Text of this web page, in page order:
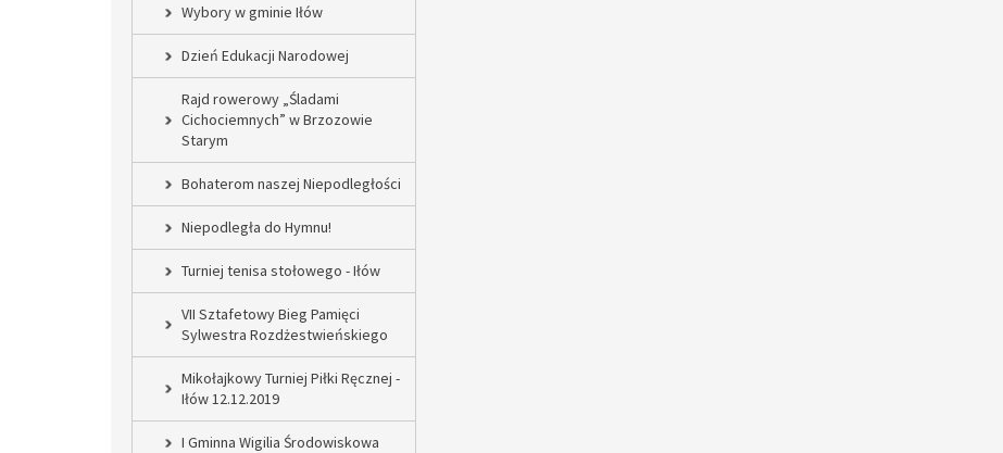
Wybory w gminie Iłów
Dzień Edukacji Narodowej
Rajd rowerowy „Śladami
Cichociemnych” w Brzozowie
Starym
Bohaterom naszej Niepodległości
Niepodległa do Hymnu!
Turniej tenisa stołowego - Iłów
VII Sztafetowy Bieg Pamięci
Sylwestra Rozdżestwieńskiego
Mikołajkowy Turniej Piłki Ręcznej -
Iłów 12.12.2019
I Gminna Wigilia Środowiskowa